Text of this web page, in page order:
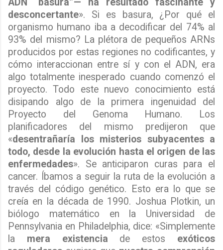
desconcertante». Si es basura, ¿Por qué el
organismo humano iba a decodificar del 74% al
93% del mismo? La plétora de pequeños ARNs
producidos por estas regiones no codificantes, y
cómo interaccionan entre sí y con el ADN, era
algo totalmente inesperado cuando comenzó el
proyecto. Todo este nuevo conocimiento está
disipando algo de la primera ingenuidad del
Proyecto del Genoma Humano. Los
planificadores del mismo predijeron que
«desentrañaría los misterios subyacentes a
todo, desde la evolución hasta el origen de las
enfermedades». Se anticiparon curas para el
cancer. Íbamos a seguir la ruta de la evolución a
través del código genético. Esto era lo que se
creía en la década de 1990. Joshua Plotkin, un
biólogo matemático en la Universidad de
Pennsylvania en Philadelphia, dice: «Simplemente
la mera existencia de estos exóticos